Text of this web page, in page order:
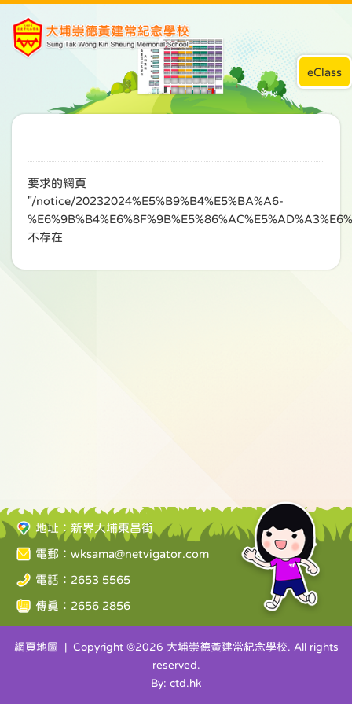
eClass
要求的網頁
"/notice/20232024%E5%B9%B4%E5%BA%A6-
不存在
地址：新界大埔東昌街
電郵： wksama@netvigator.com
電話：2653 5565
傳真：2656 2856
網頁地圖 | Copyright ©2026 大埔崇德黃建常紀念學校. All rights
reserved.
By: ctd.hk